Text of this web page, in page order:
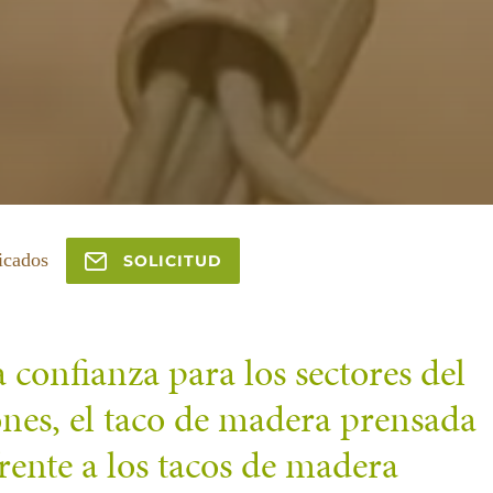
SOLICITUD
para los sectores del
el taco de madera prensada
a los tacos de madera